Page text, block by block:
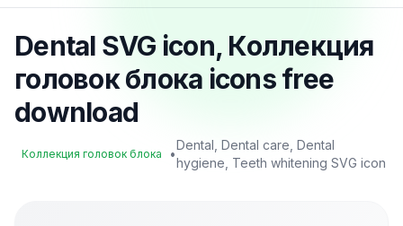
Dental SVG icon, Коллекция
головок блока icons free
download
Коллекция головок блока •
Dental, Dental care, Dental
hygiene, Teeth whitening SVG icon